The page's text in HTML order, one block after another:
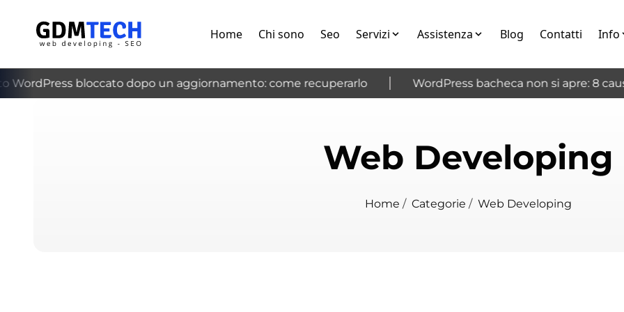
Home Chi sono Seo Servizi Assistenza Blog Contatti Info
bloccato dopo un aggiornamento: come recuperarlo WordPress bacheca non si apre: 8
‹
Web Developing
Home / Categorie / Web Developing